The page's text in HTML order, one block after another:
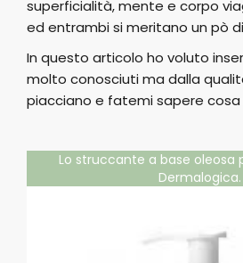
superficialità, mente e corpo
ed entrambi si meritano un pò
In questo articolo ho voluto
molto conosciuti ma dalla
piacciano e fatemi sapere
Lo struccante a base oleosa
Dermalogica.